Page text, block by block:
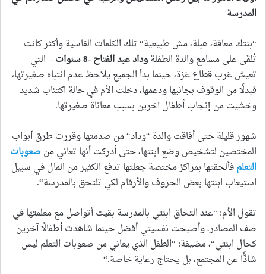
المدرسة
“بنتك معاقة، هبلة، مش طبيعية“ تلك الكلمات القاسية وأكثر كانت
تُلقَى على مسامع والدة الطفلةوداد عبد الفتاح-8 سنوات–
التي
تعيش غرب قطاع غزة، حينما بدأ الجميع يلاحظ عدم انتباه صغيرتها،
فبدلًا من الوقوف بجانبها ودعمها، دخلت الأم في حالة اكتئاب شديد
وخشيت من إنجاب أطفال آخرين بسبب معاناة صغيرتها.
شهور قليلة حتى أفاقت والدة “وداد“ من صدمتها وقررت طرق أبواب
المختصين لتشخيص وضع ابنتها، حتى أدركت أنها تعاني منصعوبات
التعلمفألحقتها بمراكز مختصة جعلتها تدفع الكثير من المال في سبيل
استيعاب ابنتها بعض الحروف والأرقام لكي تلتحق بالمدرسة“.
تقول الأم: “عند التحاق ابنتي بالمدرسة بقيت أتواصل مع معلمتها في
صف المصادر، وأصبحت نفسيتي أفضل حينما شاهدت أطفالًا آخرين
كحال ابنتي“، مضيفة: “الطفل الذي يعاني من صعوبات التعلم ليس
شاذًّا عن المجتمع، بل يحتاج رعاية خاصة.“